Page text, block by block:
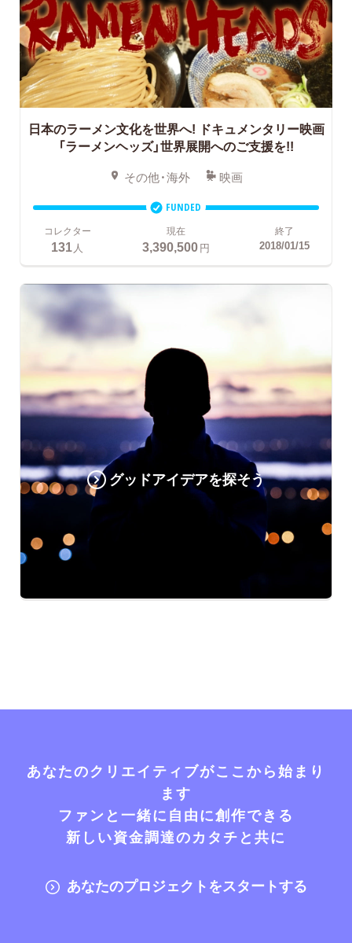
日本のラーメン文化を世界へ! ドキュメンタリー映画
「ラーメンヘッズ」世界展開へのご支援を!!
その他・海外 映画
FUNDED
コレクター
131 人
現在
3,390,500円
終了
2018/01/15
グッドアイデアを探そう
あなたのクリエイティブがここから始まり
ます
ファンと一緒に自由に創作できる
新しい資金調達のカタチと共に
あなたのプロジェクトをスタートする